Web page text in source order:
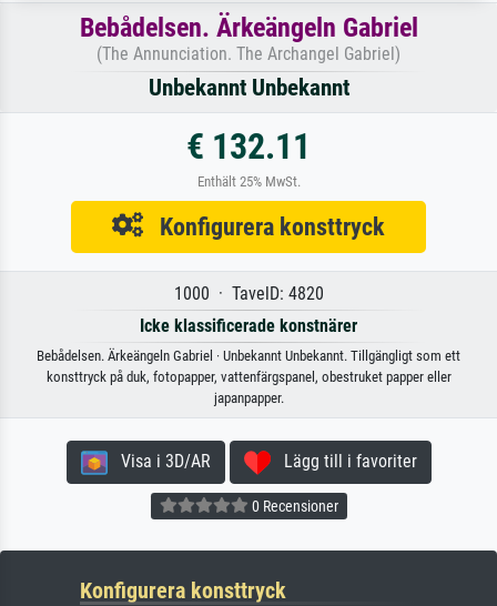
Bebådelsen. Ärkeängeln Gabriel
(The Annunciation. The Archangel Gabriel)
Unbekannt Unbekannt
€ 132.11
Enthält 25% MwSt.
Konfigurera konsttryck
1000 · TavelD: 4820
Icke klassificerade konstnärer
Bebådelsen. Ärkeängeln Gabriel · Unbekannt Unbekannt. Tillgängligt som ett
konsttryck på duk, fotopapper, vattenfärgspanel, obestruket papper eller
japanpapper.
Visa i 3D/AR Lägg till i favoriter
0 Recensioner
Konfigurera konsttryck